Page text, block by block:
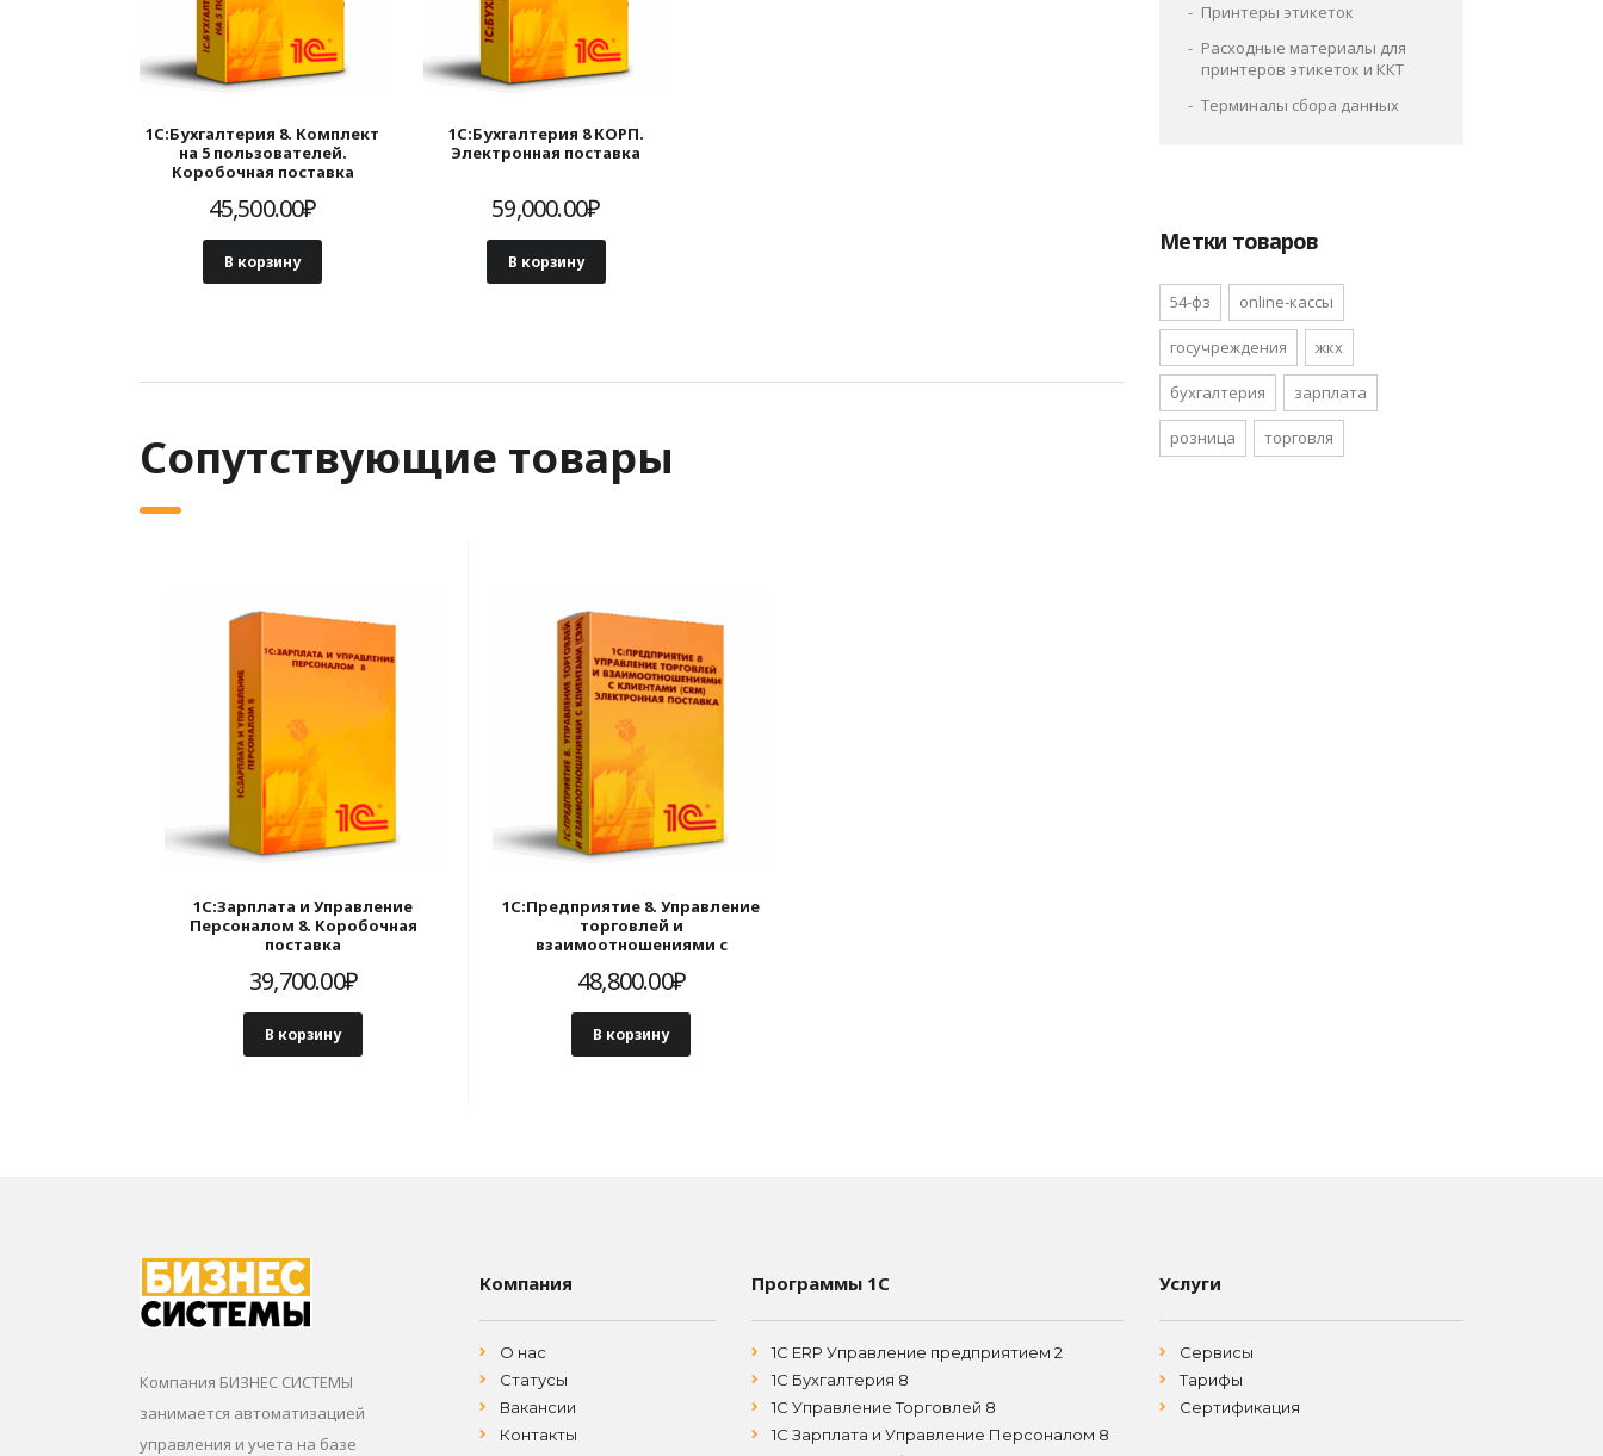
1С:Бухгалтерия 8. Комплект
на 5 пользователей.
Коробочная поставка
45,500.00₽
В корзину
1С:Бухгалтерия 8 КОРП.
Электронная поставка
59,000.00₽
В корзину
Сопутствующие товары
1С:Зарплата и Управление
Персоналом 8. Коробочная
поставка
39,700.00₽
В корзину
1С:Предприятие 8. Управление
торговлей и
взаимоотношениями с
Электронная поставка
48,800.00₽
В корзину
Принтеры этикеток
Расходные материалы для
принтеров этикеток и ККТ
Терминалы сбора данных
Метки товаров
54-фз online-кассы
госучреждения жкх
бухгалтерия зарплата
розница торговля
Компания БИЗНЕС СИСТЕМЫ
занимается автоматизацией
управления и учета на базе
Компания
О нас
Статусы
Вакансии
Контакты
Программы 1С
1С ERP Управление предприятием 2
1С Бухгалтерия 8
1С Управление Торговлей 8
1С Зарплата и Управление Персоналом 8
Услуги
Сервисы
Тарифы
Сертификация